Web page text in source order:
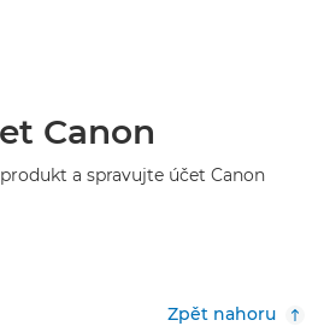
Canon
a spravujte účet Canon
Zpět nahoru